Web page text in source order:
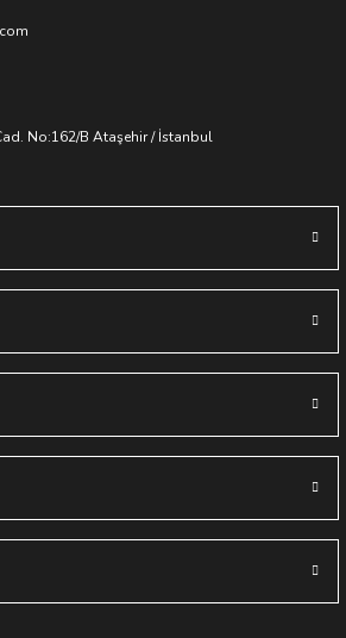
No:162/B Ataşehir / İstanbul